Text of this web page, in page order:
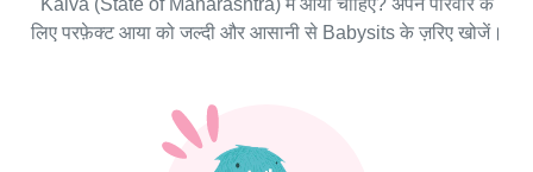
Kālva (State of Mahārāshtra) में आया चाहिए? अपने परिवार के
लिए परफ़ेक्ट आया को जल्दी और आसानी से Babysits के ज़रिए खोजें।